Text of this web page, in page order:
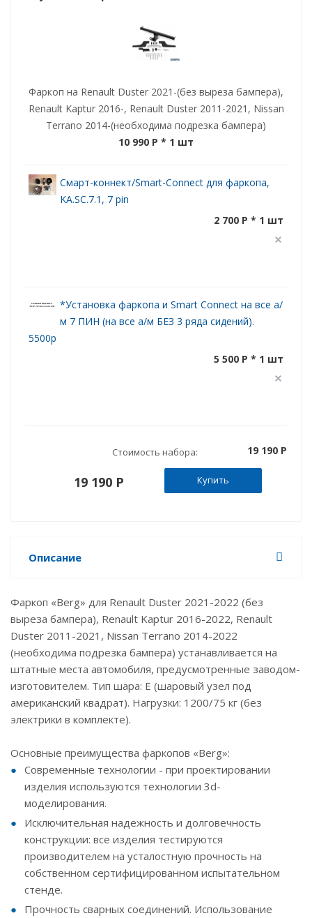
Фаркоп на Renault Duster 2021-(без выреза бампера),
Renault Kaptur 2016-, Renault Duster 2011-2021, Nissan
Terrano 2014-(необходима подрезка бампера)
10 990 P * 1 шт
Смарт-коннект/Smart-Connect для фаркопа,
KA.SC.7.1, 7 pin
2 700 P * 1 шт
*Установка фаркопа и Smart Connect на все а/
м 7 ПИН (на все а/м БЕЗ 3 ряда сидений).
5500р
5 500 P * 1 шт
Стоимость набора: 19 190 P
19 190 P Купить
Описание
Фаркоп «Berg» для Renault Duster 2021-2022 (без
выреза бампера), Renault Kaptur 2016-2022, Renault
Duster 2011-2021, Nissan Terrano 2014-2022
(необходима подрезка бампера) устанавливается на
штатные места автомобиля, предусмотренные заводом-
изготовителем. Тип шара: E (шаровый узел под
американский квадрат). Нагрузки: 1200/75 кг (без
электрики в комплекте).
Основные преимущества фаркопов «Berg»:
Современные технологии - при проектировании
изделия используются технологии 3d-
моделирования.
Исключительная надежность и долговечность
конструкции: все изделия тестируются
производителем на усталостную прочность на
собственном сертифицированном испытательном
стенде.
Прочность сварных соединений. Использование